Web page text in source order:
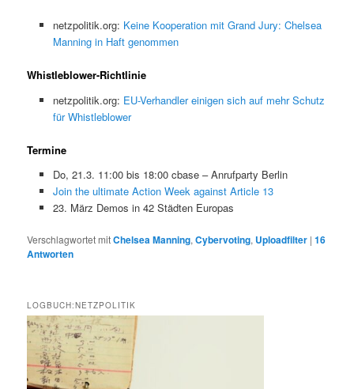
netzpolitik.org: Keine Kooperation mit Grand Jury: Chelsea
Manning in Haft genommen
Whistleblower-Richtlinie
netzpolitik.org: EU-Verhandler einigen sich auf mehr Schutz
für Whistleblower
Termine
Do, 21.3. 11:00 bis 18:00 cbase – Anrufparty Berlin
Join the ultimate Action Week against Article 13
23. März Demos in 42 Städten Europas
Verschlagwortet mitChelsea Manning,Cybervoting, Uploadfilter |16
Antworten
LOGBUCH:NETZPOLITIK